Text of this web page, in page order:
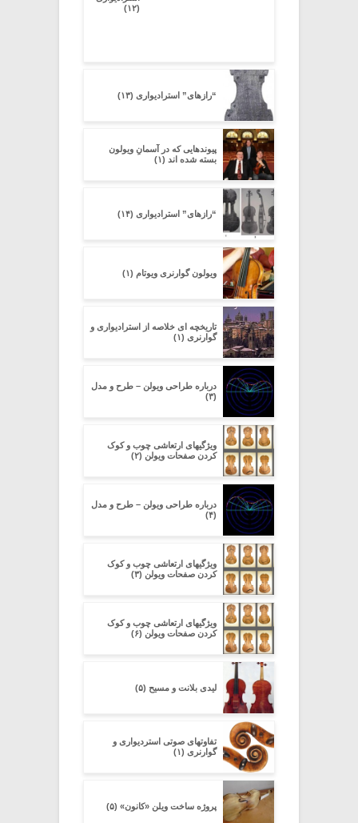
(۱۲)
“رازهای” استرادیواری (۱۳)
پیوندهایی که در آسمانِ ویولون
بسته شده اند (۱)
“رازهای” استرادیواری (۱۴)
ویولون گوارنری ویوتام (۱)
تاریخچه ای خلاصه از استرادیواری و
گوارنری (۱)
درباره طراحی ویولن – طرح و مدل
(۳)
ویژگیهای ارتعاشی چوب و کوک
کردن صفحات ویولن (۲)
درباره طراحی ویولن – طرح و مدل
(۴)
ویژگیهای ارتعاشی چوب و کوک
کردن صفحات ویولن (۳)
ویژگیهای ارتعاشی چوب و کوک
کردن صفحات ویولن (۶)
لیدی بلانت و مسیح (۵)
تفاوتهای صوتی استردیواری و
گوارنری (۱)
پروژه ساخت ویلن «کانون» (۵)